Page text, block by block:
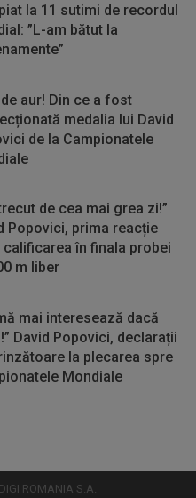
la 11 sutimi de recordul
”L-am bătut la
de aur! Din ce a fost
medalia lui David
de la Campionatele
de cea mai grea zi!”
Popovici, prima reacție
calificarea în finala probei
m liber
mai interesează dacă
David Popovici, declarații
la plecarea spre
Mondiale
ROMANIA S.A.